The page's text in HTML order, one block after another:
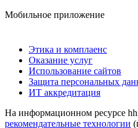
Мобильное приложение
Этика и комплаенс
Оказание услуг
Использование сайтов
Защита персональных
ИТ аккредитация
На информационном ресурсе
рекомендательные технологии